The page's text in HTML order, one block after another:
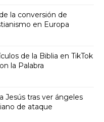
la conversión de
en Europa
de la Biblia en TikTok
la Palabra
Jesús tras ver ángeles
de ataque